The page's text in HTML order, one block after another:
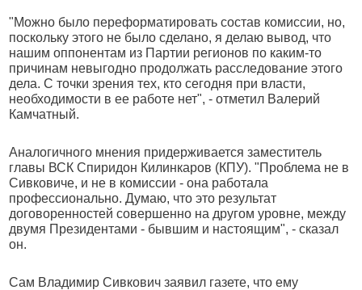
"Можно было переформатировать состав комиссии, но,
поскольку этого не было сделано, я делаю вывод, что
нашим оппонентам из Партии регионов по каким-то
причинам невыгодно продолжать расследование этого
дела. С точки зрения тех, кто сегодня при власти,
необходимости в ее работе нет", - отметил Валерий
Камчатный.
Аналогичного мнения придерживается заместитель
главы ВСК Спиридон Килинкаров (КПУ). "Проблема не в
Сивковиче, и не в комиссии - она работала
профессионально. Думаю, что это результат
договоренностей совершенно на другом уровне, между
двумя Президентами - бывшим и настоящим", - сказал
он.
Сам Владимир Сивкович заявил газете, что ему